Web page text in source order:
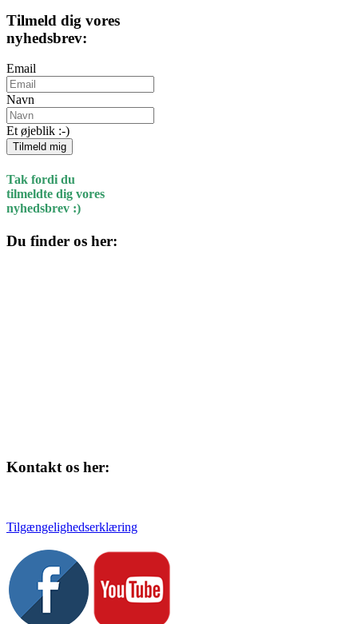
Tilmeld dig vores
nyhedsbrev:
Email
Navn
Et øjeblik :-)
Tilmeld mig
Tak fordi du
tilmeldte dig vores
nyhedsbrev :)
Du finder os her:
Kontakt os her:
Tilgængelighedserklæring